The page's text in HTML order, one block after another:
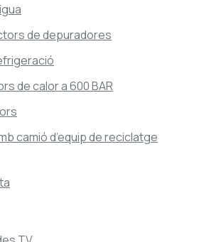
de depuradores
de calor a 600 BAR
camió d’equip de reciclatge